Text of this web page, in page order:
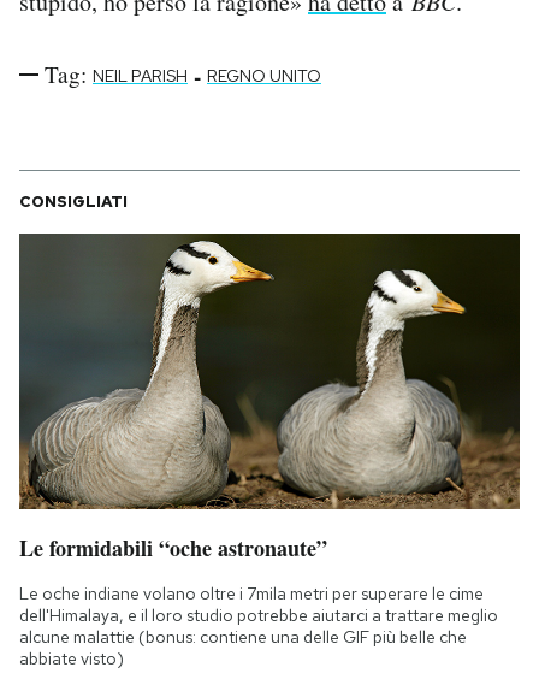
Tag: NEIL PARISH - REGNO UNITO
CONSIGLIATI
Le formidabili “oche astronaute”
Le oche indiane volano oltre i 7mila metri per superare le cime
dell'Himalaya, e il loro studio potrebbe aiutarci a trattare meglio
alcune malattie (bonus: contiene una delle GIF più belle che
abbiate visto)